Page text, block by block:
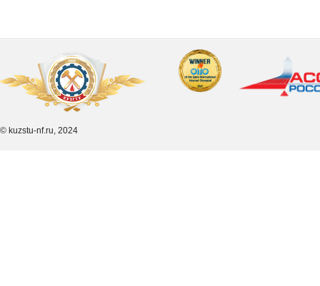
© kuzstu-nf.ru, 2024